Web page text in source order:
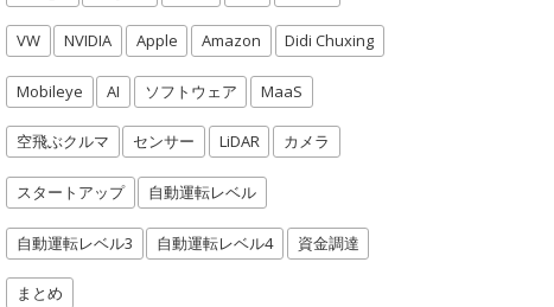
VW NVIDIA Apple Amazon Didi Chuxing
Mobileye AI ソフトウェア MaaS
空飛ぶクルマ センサー LiDAR カメラ
スタートアップ 自動運転レベル
自動運転レベル3 自動運転レベル4 資金調達
まとめ